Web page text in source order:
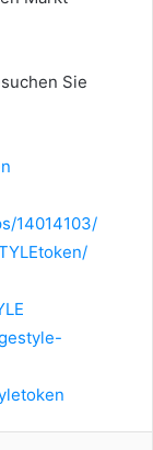
Sie
14014103/